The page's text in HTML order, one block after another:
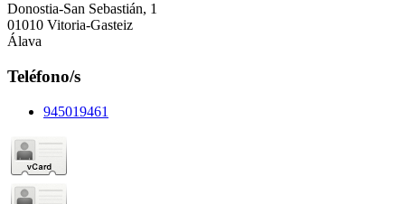
Donostia-San Sebastián, 1
01010 Vitoria-Gasteiz
Álava
Teléfono/s
945019461